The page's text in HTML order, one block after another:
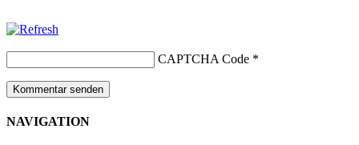
CAPTCHA Code *
NAVIGATION